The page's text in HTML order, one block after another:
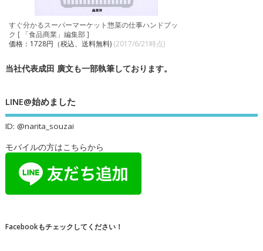
すぐ分かるスーパーマーケット惣菜の仕事ハンドブッ
ク [ 「食品商業」編集部 ]
価格：1728円（税込、送料無料) (2017/6/21時点)
当社代表成田 廣文も一部執筆しております。
LINE@始めました
ID: @narita_souzai
モバイルの方はこちらから
Facebookもチェックしてください！